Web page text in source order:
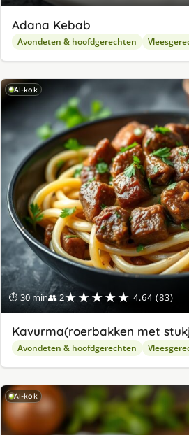
Adana Kebab
Avondeten & hoofdgerechten
AI-kok
⏱ 30 min👥 2★★★★★ 4.64 (83)
Kavurma(roerbakken met
Avondeten & hoofdgerechten
AI-kok